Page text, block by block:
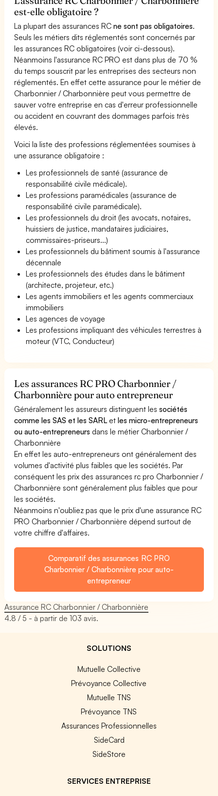
est-elle obligatoire ?
La plupart des assurances RCne sont pas obligatoires.
Seuls les métiers dits réglementés sont concernés par
les assurances RC obligatoires (voir ci-dessous).
Néanmoins l'assurance RC PRO est dans plus de 70 %
du temps souscrit par les entreprises des secteurs non
réglementés. En effet cette assurance pour le métier de
Charbonnier / Charbonnière peut vous permettre de
sauver votre entreprise en cas d'erreur professionnelle
ou accident en couvrant des dommages parfois très
élevés.
Voici la liste des professions réglementées soumises à
une assurance obligatoire :
Les professionnels de santé (assurance de
responsabilité civile médicale).
Les professions paramédicales (assurance de
responsabilité civile paramédicale).
Les professionnels du droit (les avocats, notaires,
huissiers de justice, mandataires judiciaires,
commissaires-priseurs...)
Les professionnels du bâtiment soumis à l'assurance
décennale
Les professionnels des études dans le bâtiment
(architecte, projeteur, etc.)
Les agents immobiliers et les agents commerciaux
immobiliers
Les agences de voyage
Les professions impliquant des véhicules terrestres à
moteur (VTC, Conducteur)
Les assurances RC PRO Charbonnier /
Charbonnière pour auto entrepreneur
Généralement les assureurs distinguent lessociétés
comme les SAS et les SARL etles micro-entrepreneurs
ou auto-entrepreneurs dans le métier Charbonnier /
Charbonnière
En effet les auto-entrepreneurs ont généralement des
volumes d'activité plus faibles que les sociétés. Par
conséquent les prix des assurances rc pro Charbonnier /
Charbonnière sont généralement plus faibles que pour
les sociétés.
Néanmoins n'oubliez pas que le prix d'une assurance RC
PRO Charbonnier / Charbonnière dépend surtout de
votre chiffre d'affaires.
Comparatif des assurances RC PRO
Charbonnier / Charbonnière pour auto-
entrepreneur
Assurance RC Charbonnier / Charbonnière
4.8 / 5 - à partir de103 avis.
SOLUTIONS
Mutuelle Collective
Prévoyance Collective
Mutuelle TNS
Prévoyance TNS
Assurances Professionnelles
SideCard
SideStore
SERVICES ENTREPRISE